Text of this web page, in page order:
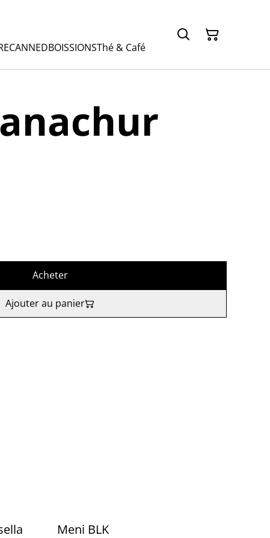
CANNEDBOISSIONSThé & Café
Acheter
Ajouter au panier
Meni BLK